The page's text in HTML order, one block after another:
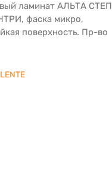
ламинат АЛЬТА СТЕП
фаска микро,
поверхность. Пр-во